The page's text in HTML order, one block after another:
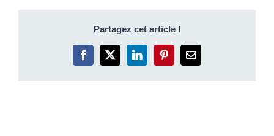
Partagez cet article !
Facebook
X LinkedInPinterestEmail